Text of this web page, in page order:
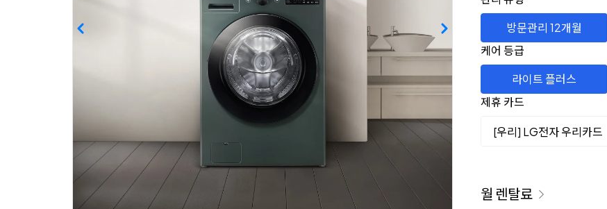
방문관리 12개월
케어 등급
라이트 플러스
제휴 카드
[우리] LG전자 우리카드
이용 요금
월 렌탈료